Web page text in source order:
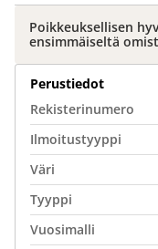
Poikkeuksellisen
ensimmäiseltä
Perustiedot
Rekisterinumero
Ilmoitustyyppi
Väri
Tyyppi
Vuosimalli